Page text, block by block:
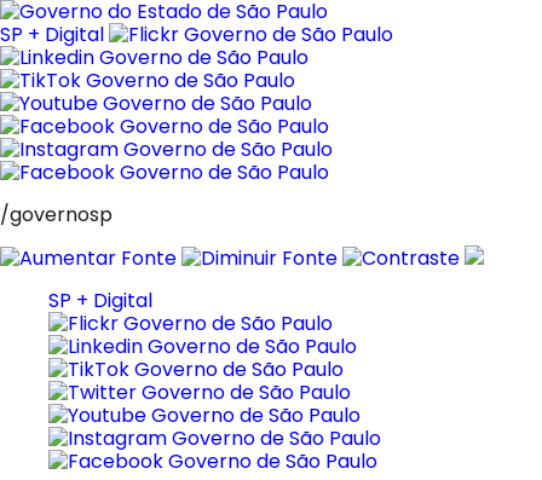
Pular
para
o
conteúdo
SP + Digital
/governosp
SP + Digital